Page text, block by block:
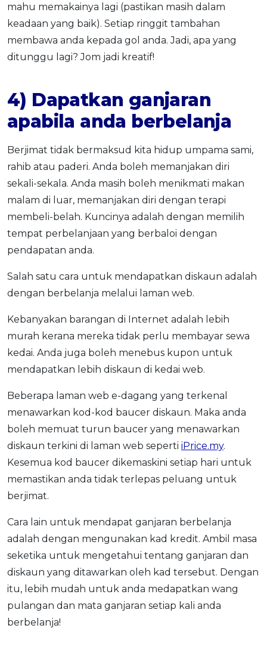
mahu memakainya lagi (pastikan masih dalam
keadaan yang baik). Setiap ringgit tambahan
membawa anda kepada gol anda. Jadi, apa yang
ditunggu lagi? Jom jadi kreatif!
4) Dapatkan ganjaran
apabila anda berbelanja
Berjimat tidak bermaksud kita hidup umpama sami,
rahib atau paderi. Anda boleh memanjakan diri
sekali-sekala. Anda masih boleh menikmati makan
malam di luar, memanjakan diri dengan terapi
membeli-belah. Kuncinya adalah dengan memilih
tempat perbelanjaan yang berbaloi dengan
pendapatan anda.
Salah satu cara untuk mendapatkan diskaun adalah
dengan berbelanja melalui laman web.
Kebanyakan barangan di Internet adalah lebih
murah kerana mereka tidak perlu membayar sewa
kedai. Anda juga boleh menebus kupon untuk
mendapatkan lebih diskaun di kedai web.
Beberapa laman web e-dagang yang terkenal
menawarkan kod-kod baucer diskaun. Maka anda
boleh memuat turun baucer yang menawarkan
diskaun terkini di laman web seperti iPrice.my.
Kesemua kod baucer dikemaskini setiap hari untuk
memastikan anda tidak terlepas peluang untuk
berjimat.
Cara lain untuk mendapat ganjaran berbelanja
adalah dengan mengunakan kad kredit. Ambil masa
seketika untuk mengetahui tentang ganjaran dan
diskaun yang ditawarkan oleh kad tersebut. Dengan
itu, lebih mudah untuk anda medapatkan wang
pulangan dan mata ganjaran setiap kali anda
berbelanja!